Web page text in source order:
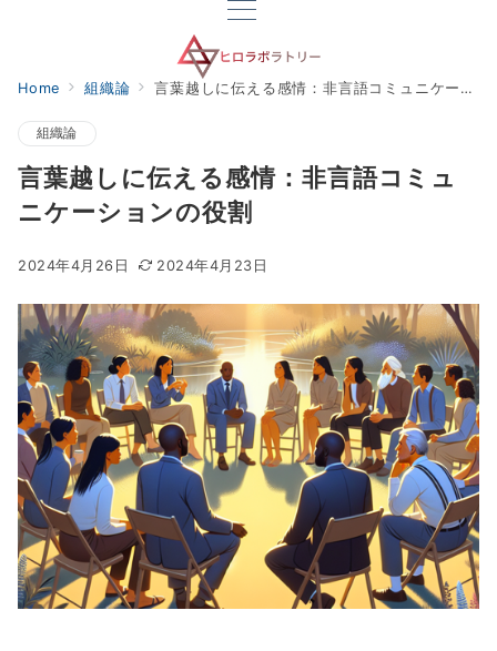
Home 組織論 言葉越しに伝える感情：非言語コミュニケーションの役割
組織論
言葉越しに伝える感情：非言語コミュ
ニケーションの役割
2024年4月26日 2024年4月23日